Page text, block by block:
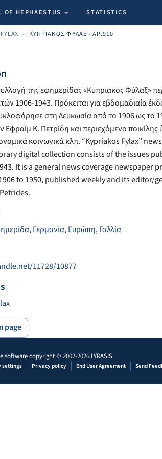
OF HEPHAESTUS STATISTICS
ΚΥΠΡΙΑΚΌΣ ΦΎΛΑΞ - ΑΡ.910
της εφημερίδας «Κυπριακός Φύλαξ»
1906-1943. Πρόκειται για εβδομαδιαία
στη Λευκωσία από το 1906 ως το
Εφραίμ Κ. Πετρίδη και περιεχόμενο
κοινωνικά κλπ. “Kypriakos Fylax”
digital collection consists of the issues
It is a general news coverage newspaper
to 1950, published weekly and its editor/
,Γερμανία,Ευρώπη,Γαλλία
11728/10877
page
softwarecopyright © 2002-2026 LYRASIS
settings Privacy policy End User Agreement Send